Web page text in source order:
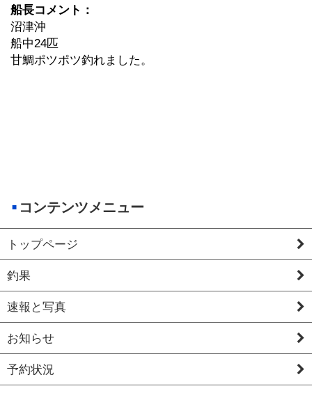
船長コメント：
沼津沖
船中24匹
甘鯛ポツポツ釣れました。
コンテンツメニュー
トップページ
釣果
速報と写真
お知らせ
予約状況